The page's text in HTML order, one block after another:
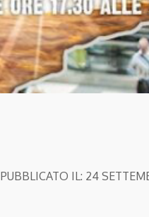
PUBBLICATO IL: 24